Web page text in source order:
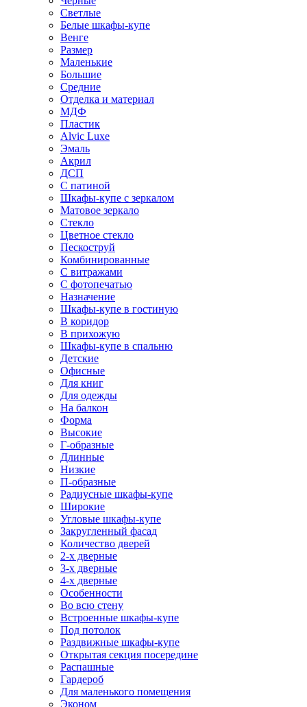
Светлые
Белые шкафы-купе
Венге
Размер
Маленькие
Большие
Средние
Отделка и материал
МДФ
Пластик
Alvic Luxe
Эмаль
Акрил
ДСП
С патиной
Шкафы-купе с зеркалом
Матовое зеркало
Стекло
Цветное стекло
Пескоструй
Комбинированные
С витражами
С фотопечатью
Назначение
Шкафы-купе в гостиную
В коридор
В прихожую
Шкафы-купе в спальню
Детские
Офисные
Для книг
Для одежды
На балкон
Форма
Высокие
Г-образные
Длинные
Низкие
П-образные
Радиусные шкафы-купе
Широкие
Угловые шкафы-купе
Закругленный фасад
Количество дверей
2-х дверные
3-х дверные
4-х дверные
Особенности
Во всю стену
Встроенные шкафы-купе
Под потолок
Раздвижные шкафы-купе
Открытая секция посередине
Распашные
Гардероб
Для маленького помещения
Эконом